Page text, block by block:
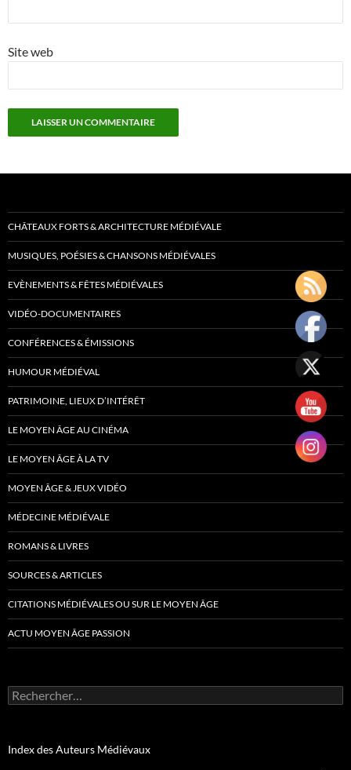
Site web
CHÂTEAUX FORTS & ARCHITECTURE MÉDIÉVALE
MUSIQUES, POÉSIES & CHANSONS MÉDIÉVALES
EVÈNEMENTS & FÊTES MÉDIÉVALES
VIDÉO-DOCUMENTAIRES
CONFÉRENCES & ÉMISSIONS
HUMOUR MÉDIÉVAL
PATRIMOINE, LIEUX D’INTÉRÊT
LE MOYEN ÂGE AU CINÉMA
LE MOYEN ÂGE À LA TV
MOYEN ÂGE & JEUX VIDÉO
MÉDECINE MÉDIÉVALE
ROMANS & LIVRES
SOURCES & ARTICLES
CITATIONS MÉDIÉVALES OU SUR LE MOYEN ÂGE
ACTU MOYEN ÂGE PASSION
Rechercher :
Index des Auteurs Médiévaux